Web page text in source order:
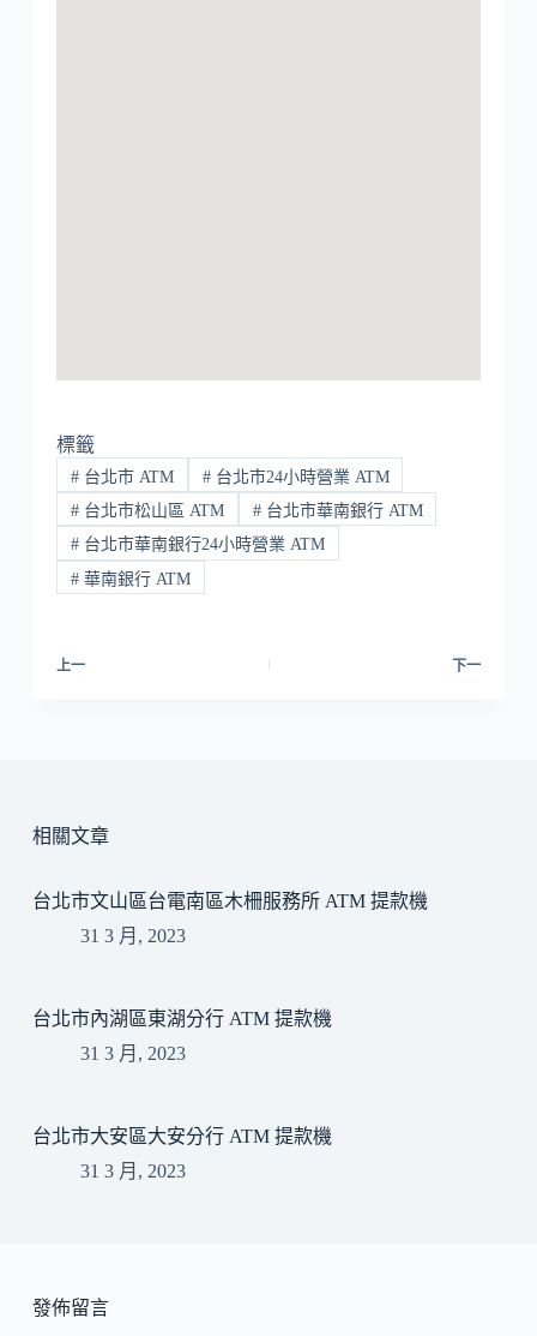
標籤
#台北市 ATM #台北市24小時營業 ATM
#台北市松山區 ATM #台北市華南銀行 ATM
#台北市華南銀行24小時營業 ATM
#華南銀行 ATM
上一 下一
相關文章
台北市文山區台電南區木柵服務所 ATM 提款機
31 3 月, 2023
台北市內湖區東湖分行 ATM 提款機
31 3 月, 2023
台北市大安區大安分行 ATM 提款機
31 3 月, 2023
發佈留言